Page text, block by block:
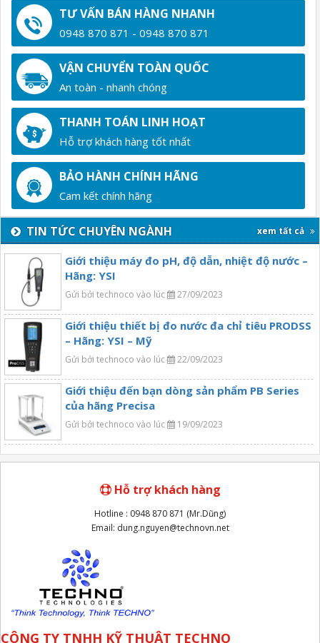
TƯ VẤN BÁN HÀNG NHANH
0948 870 871 - 0948 870 871
VẬN CHUYỂN TOÀN QUỐC
An toàn - nhanh chóng
THANH TOÁN LINH HOẠT
Hỗ trợ khách hàng tốt nhất
BẢO HÀNH CHÍNH HÃNG
Cam kết chính hãng
TIN TỨC CHUYÊN NGÀNH xem tất cả
Giới thiệu máy đo pH, độ dẫn, nhiệt độ nước –
Hãng: YSI
Gửi bởi technoco vào lúc 27/09/2023
Giới thiệu thiết bị đo nước đa chỉ tiêu PRODSS
– Hãng: YSI – Mỹ
Gửi bởi technoco vào lúc 22/09/2023
Giới thiệu đến bạn dòng sản phẩm PB Series
của hãng Precisa
Gửi bởi technoco vào lúc 19/09/2023
Hỗ trợ khách hàng
Hotline : 0948 870 871 (Mr.Dũng)
Email: dung.nguyen@technovn.net
CÔNG TY TNHH KỸ THUẬT TECHNO